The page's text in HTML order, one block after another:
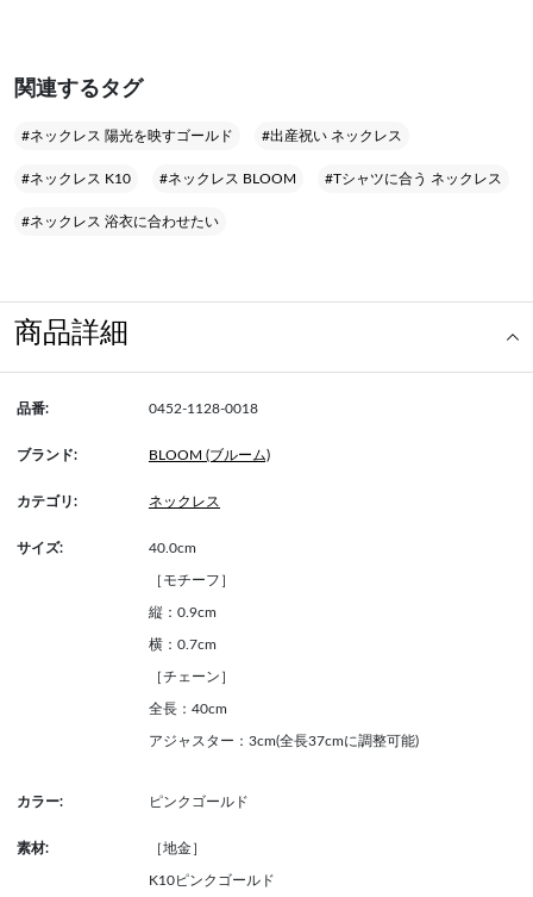
関連するタグ
#ネックレス 陽光を映すゴールド #出産祝い ネックレス
#ネックレス K10 #ネックレス BLOOM #Tシャツに合う ネックレス
#ネックレス 浴衣に合わせたい
商品詳細
品番: 0452-1128-0018
ブランド: BLOOM (ブルーム)
カテゴリ: ネックレス
サイズ: 40.0cm
［モチーフ］
縦：0.9cm
横：0.7cm
［チェーン］
全長：40cm
アジャスター：3cm(全長37cmに調整可能)
カラー: ピンクゴールド
素材: ［地金］
K10ピンクゴールド